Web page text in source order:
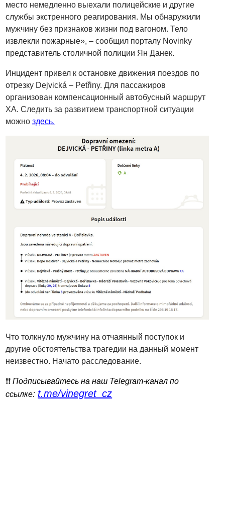
место немедленно выехали полицейские и другие
службы экстренного реагирования. Мы обнаружили
мужчину без признаков жизни под вагоном. Тело
извлекли пожарные», – сообщил порталу Novinky
представитель столичной полиции Ян Данек.
Инцидент привел к остановке движения поездов по
отрезку Dejvická – Petřiny. Для пассажиров
организован компенсационный автобусный маршрут
XA. Следить за развитием транспортной ситуации
можноздесь.
Что толкнуло мужчину на отчаянный поступок и
другие обстоятельства трагедии на данный момент
неизвестно. Начато расследование.
❗️❗️Подписывайтесь на наш Telegram-канал по
ссылке: t.me/vinegret_cz